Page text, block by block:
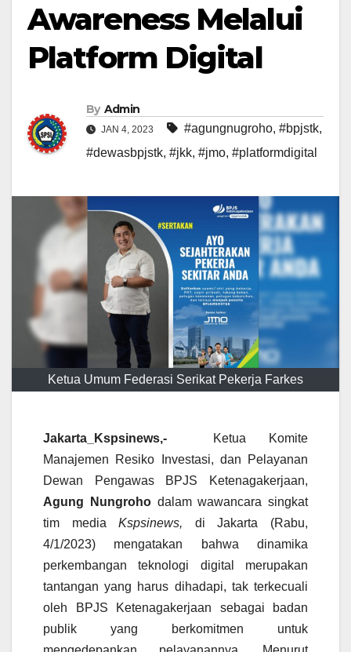
Awareness Melalui
Platform Digital
By Admin
JAN 4, 2023 #agungnugroho, #bpjstk,
#dewasbpjstk, #jkk, #jmo, #platformdigital
Ketua Umum Federasi Serikat Pekerja Farkes
Jakarta_Kspsinews,-
Ketua Komite
Manajemen Resiko Investasi, dan Pelayanan
Dewan Pengawas BPJS Ketenagakerjaan,
Agung Nungroho dalam wawancara singkat
tim mediaKspsinews, di Jakarta (Rabu,
4/1/2023) mengatakan bahwa dinamika
perkembangan teknologi digital merupakan
tantangan yang harus dihadapi, tak terkecuali
oleh BPJS Ketenagakerjaan sebagai badan
publik yang berkomitmen untuk